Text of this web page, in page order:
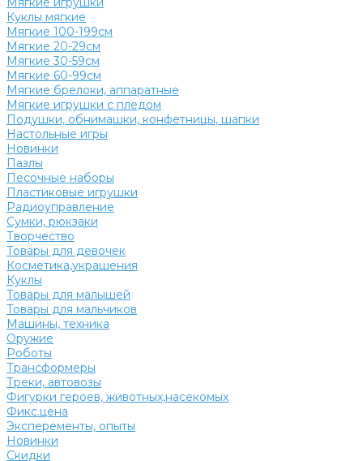
Куклы мягкие
Мягкие 100-199см
Мягкие 20-29см
Мягкие 30-59см
Мягкие 60-99см
Мягкие брелоки, аппаратные
Мягкие игрушки с пледом
Подушки, обнимашки, конфетницы, шапки
Настольные игры
Новинки
Пазлы
Песочные наборы
Пластиковые игрушки
Радиоуправление
Сумки, рюкзаки
Творчество
Товары для девочек
Косметика,украшения
Куклы
Товары для малышей
Товары для мальчиков
Машины, техника
Оружие
Роботы
Трансформеры
Треки, автовозы
Фигурки героев, животных,насекомых
Фикс.цена
Эксперементы, опыты
Новинки
Скидки